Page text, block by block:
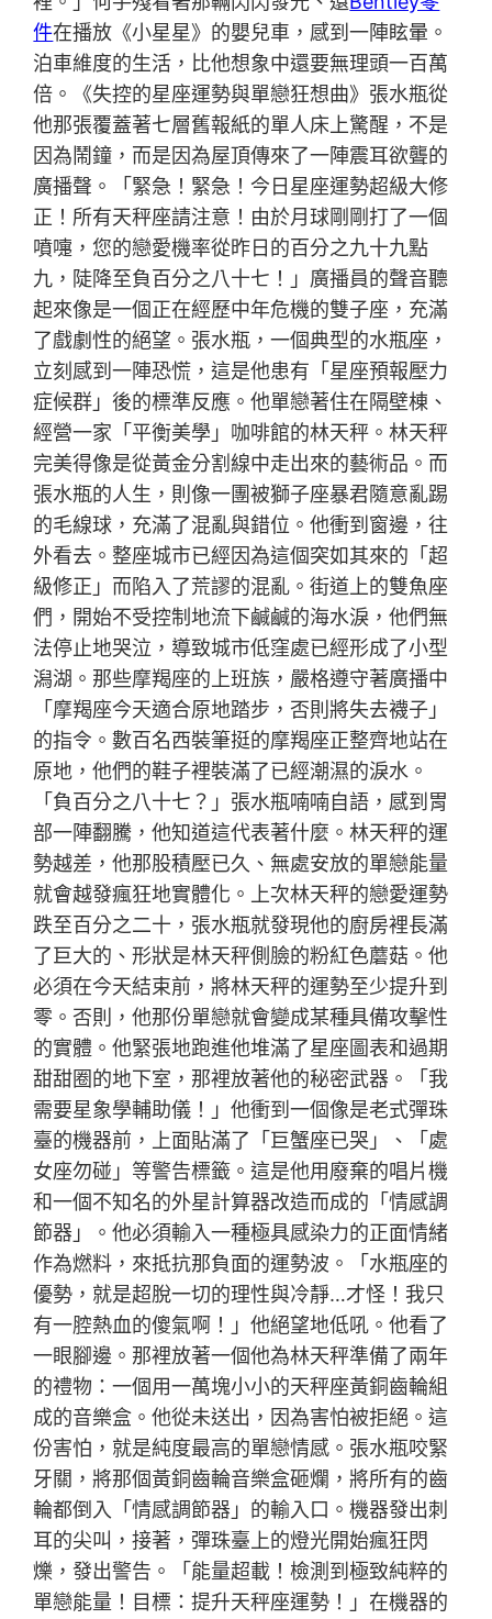
件在播放《小星星》的嬰兒車，感到一陣眩暈。
泊車維度的生活，比他想象中還要無理頭一百萬
倍。《失控的星座運勢與單戀狂想曲》張水瓶從
他那張覆蓋著七層舊報紙的單人床上驚醒，不是
因為鬧鐘，而是因為屋頂傳來了一陣震耳欲聾的
廣播聲。「緊急！緊急！今日星座運勢超級大修
正！所有天秤座請注意！由於月球剛剛打了一個
噴嚏，您的戀愛機率從昨日的百分之九十九點
九，陡降至負百分之八十七！」廣播員的聲音聽
起來像是一個正在經歷中年危機的雙子座，充滿
了戲劇性的絕望。張水瓶，一個典型的水瓶座，
立刻感到一陣恐慌，這是他患有「星座預報壓力
症候群」後的標準反應。他單戀著住在隔壁棟、
經營一家「平衡美學」咖啡館的林天秤。林天秤
完美得像是從黃金分割線中走出來的藝術品。而
張水瓶的人生，則像一團被獅子座暴君隨意亂踢
的毛線球，充滿了混亂與錯位。他衝到窗邊，往
外看去。整座城市已經因為這個突如其來的「超
級修正」而陷入了荒謬的混亂。街道上的雙魚座
們，開始不受控制地流下鹹鹹的海水淚，他們無
法停止地哭泣，導致城市低窪處已經形成了小型
潟湖。那些摩羯座的上班族，嚴格遵守著廣播中
「摩羯座今天適合原地踏步，否則將失去襪子」
的指令。數百名西裝筆挺的摩羯座正整齊地站在
原地，他們的鞋子裡裝滿了已經潮濕的淚水。
「負百分之八十七？」張水瓶喃喃自語，感到胃
部一陣翻騰，他知道這代表著什麼。林天秤的運
勢越差，他那股積壓已久、無處安放的單戀能量
就會越發瘋狂地實體化。上次林天秤的戀愛運勢
跌至百分之二十，張水瓶就發現他的廚房裡長滿
了巨大的、形狀是林天秤側臉的粉紅色蘑菇。他
必須在今天結束前，將林天秤的運勢至少提升到
零。否則，他那份單戀就會變成某種具備攻擊性
的實體。他緊張地跑進他堆滿了星座圖表和過期
甜甜圈的地下室，那裡放著他的秘密武器。「我
需要星象學輔助儀！」他衝到一個像是老式彈珠
臺的機器前，上面貼滿了「巨蟹座已哭」、「處
女座勿碰」等警告標籤。這是他用廢棄的唱片機
和一個不知名的外星計算器改造而成的「情感調
節器」。他必須輸入一種極具感染力的正面情緒
作為燃料，來抵抗那負面的運勢波。「水瓶座的
優勢，就是超脫一切的理性與冷靜…才怪！我只
有一腔熱血的傻氣啊！」他絕望地低吼。他看了
一眼腳邊。那裡放著一個他為林天秤準備了兩年
的禮物：一個用一萬塊小小的天秤座黃銅齒輪組
成的音樂盒。他從未送出，因為害怕被拒絕。這
份害怕，就是純度最高的單戀情感。張水瓶咬緊
牙關，將那個黃銅齒輪音樂盒砸爛，將所有的齒
輪都倒入「情感調節器」的輸入口。機器發出刺
耳的尖叫，接著，彈珠臺上的燈光開始瘋狂閃
爍，發出警告。「能量超載！檢測到極致純粹的
單戀能量！目標：提升天秤座運勢！」在機器的